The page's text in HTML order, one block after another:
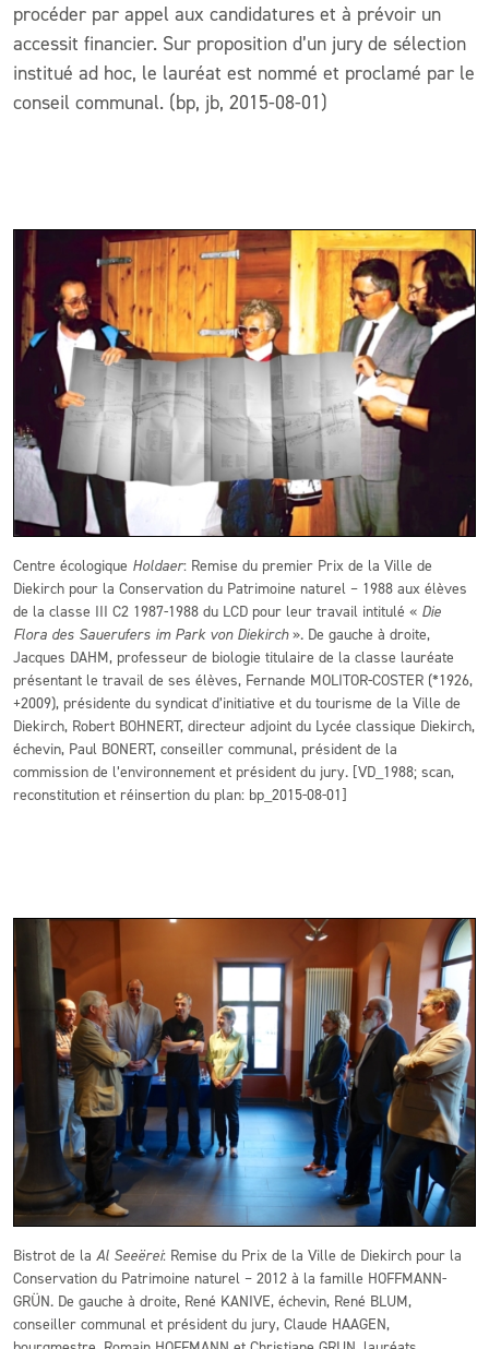
procéder par appel aux candidatures et à prévoir un
accessit financier. Sur proposition d’un jury de sélection
institué ad hoc, le lauréat est nommé et proclamé par le
conseil communal. (bp, jb, 2015-08-01)
Centre écologique Holdaer: Remise du premier Prix de la Ville de
Diekirch pour la Conservation du Patrimoine naturel – 1988 aux élèves
de la classe III C2 1987-1988 du LCD pour leur travail intitulé « Die
Flora des Sauerufers im Park von Diekirch». De gauche à droite,
Jacques DAHM, professeur de biologie titulaire de la classe lauréate
présentant le travail de ses élèves, Fernande MOLITOR-COSTER (*1926,
+2009), présidente du syndicat d’initiative et du tourisme de la Ville de
Diekirch, Robert BOHNERT, directeur adjoint du Lycée classique Diekirch,
échevin, Paul BONERT, conseiller communal, président de la
commission de l’environnement et président du jury. [VD_1988; scan,
reconstitution et réinsertion du plan: bp_2015-08-01]
Bistrot de la Al Seeërei: Remise du Prix de la Ville de Diekirch pour la
Conservation du Patrimoine naturel – 2012 à la famille HOFFMANN-
GRÜN. De gauche à droite, René KANIVE, échevin, René BLUM,
conseiller communal et président du jury, Claude HAAGEN,